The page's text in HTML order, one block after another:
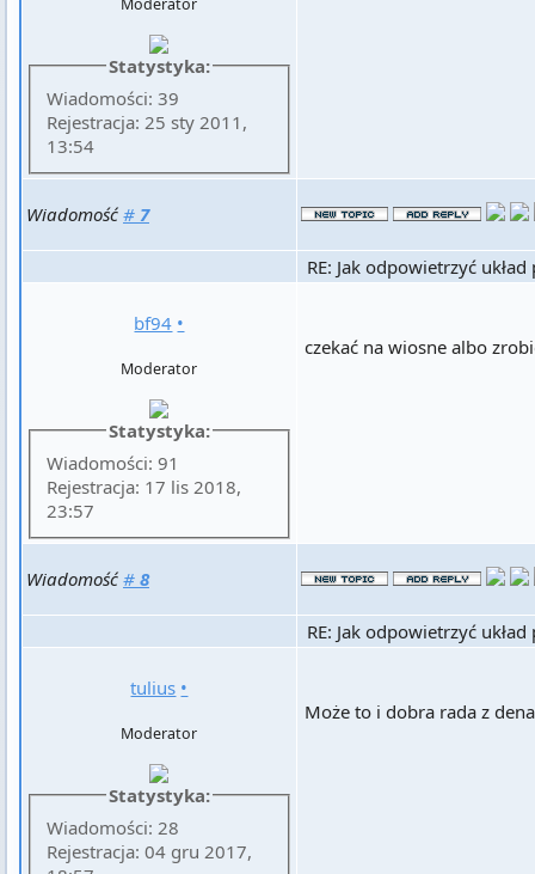
Moderator
Statystyka:
Wiadomości: 39
Rejestracja: 25 sty 2011,
13:54
Wiadomość # 7
RE: Jak odpowietrzyć
bf94 •
Moderator
Statystyka:
Wiadomości: 91
Rejestracja: 17 lis 2018,
23:57
czekać na wiosne albo
Wiadomość # 8
RE: Jak odpowietrzyć
tulius •
Moderator
Statystyka:
Wiadomości: 28
Rejestracja: 04 gru 2017,
Może to i dobra rada z